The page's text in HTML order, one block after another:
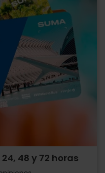
48 y 72 horas